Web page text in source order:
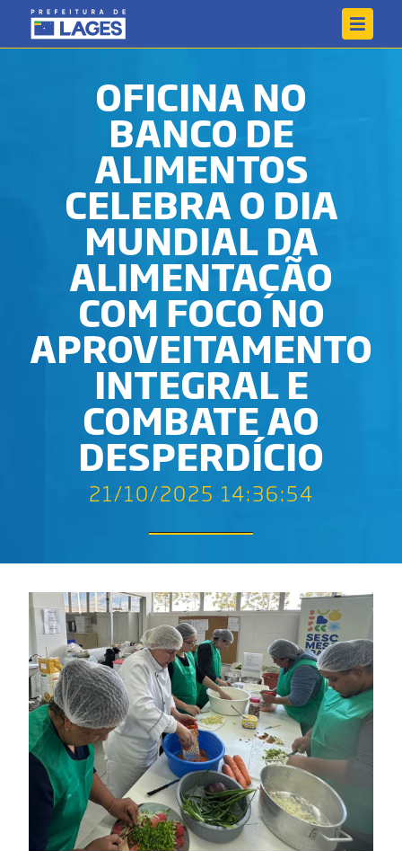
OFICINA NO
BANCO DE
ALIMENTOS
CELEBRA O DIA
MUNDIAL DA
ALIMENTAÇÃO
COM FOCO NO
APROVEITAMENTO
INTEGRAL E
COMBATE AO
DESPERDÍCIO
21/10/2025 14:36:54